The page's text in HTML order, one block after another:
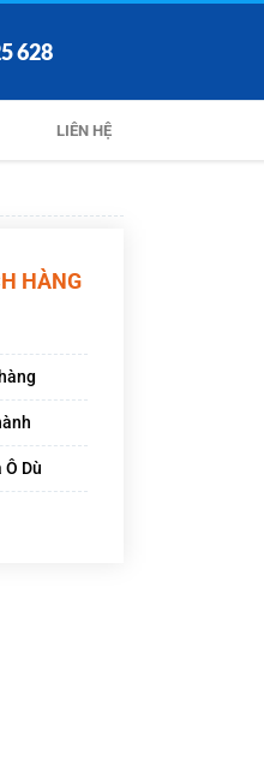
628
LIÊN HỆ
HÀNG
Dù